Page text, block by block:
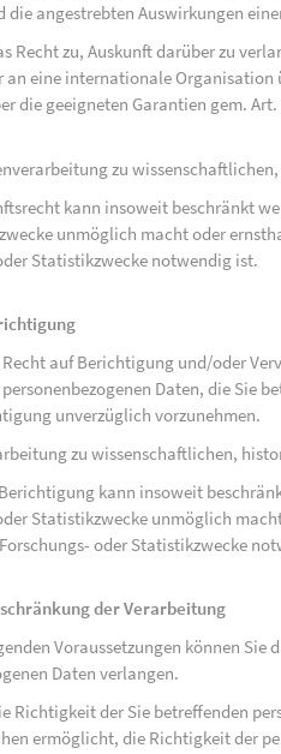
die angestrebten Auswirkungen
Recht zu, Auskunft darüber zu
an eine internationale Organisation
die geeigneten Garantien gem.
zu
kann insoweit beschränkt
unmöglich macht oder
Statistikzwecke notwendig ist.
Recht auf Berichtigung und/oder
Daten, die Sie
unverzüglich vorzunehmen.
zu wissenschaftlichen,
kann insoweit
Statistikzwecke unmöglich
oder Statistikzwecke
der Verarbeitung
Voraussetzungen können
Daten verlangen.
Richtigkeit der Sie betreffenden
ermöglicht, die Richtigkeit der